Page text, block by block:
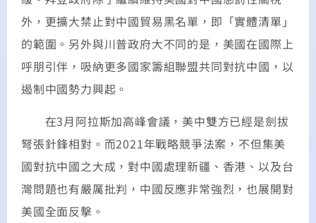
外，更擴大禁止對中國貿易黑名單，即「實體清單」
的範圍。另外與川普政府大不同的是，美國在國際上
呼朋引伴，吸納更多國家籌組聯盟共同對抗中國，以
遏制中國勢力興起。
在3月阿拉斯加高峰會議，美中雙方已經是劍拔
弩張針鋒相對。而2021年戰略競爭法案，不但集美
國對抗中國之大成，對中國處理新疆、香港、以及台
灣問題也有嚴厲批判，中國反應非常強烈，也展開對
美國全面反擊。